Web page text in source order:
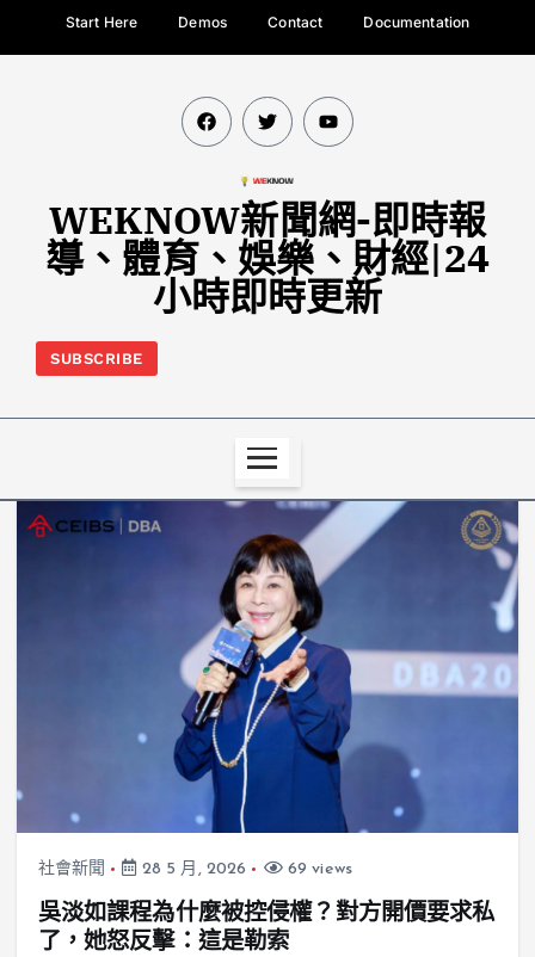
Start Here Demos Contact Documentation
WEKNOW新聞網-即時報
導、體育、娛樂、財經|24
小時即時更新
SUBSCRIBE
社會新聞 28 5 月, 2026 69 views
吳淡如課程為什麼被控侵權？對方開價要求私
了，她怒反擊：這是勒索